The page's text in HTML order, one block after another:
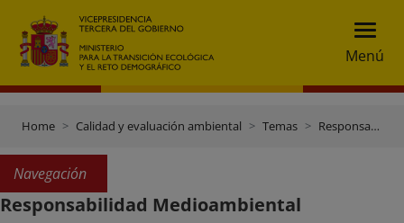
Menú
Home Calidad y evaluación ambiental Temas Responsabilidad medioambiental
Navegación
Responsabilidad Medioambiental